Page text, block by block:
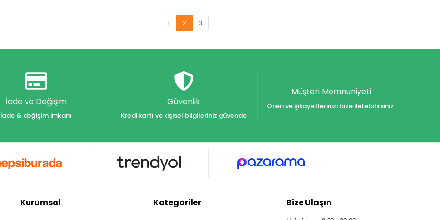
1 2 3
İade ve Değişim
İade & değişim imkanı
Güvenlik
Kredi kartı ve kişisel bilgileriniz güvende
Müşteri Memnuniyeti
Öneri ve şikayetlerinizi bize iletebilirsiniz.
Kurumsal Kategoriler Bize Ulaşın